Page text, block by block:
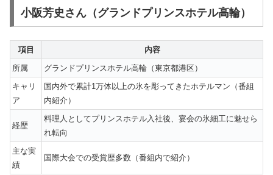
小阪芳史さん（グランドプリンスホテル高輪）
項目
内容
所属
グランドプリンスホテル高輪（東京都港区）
キャリ
ア
国内外で累計1万体以上の氷を彫ってきたホテルマン（番組
内紹介）
経歴
料理人としてプリンスホテル入社後、宴会の氷細工に魅せら
れ転向
主な実
績
国際大会での受賞歴多数（番組内で紹介）